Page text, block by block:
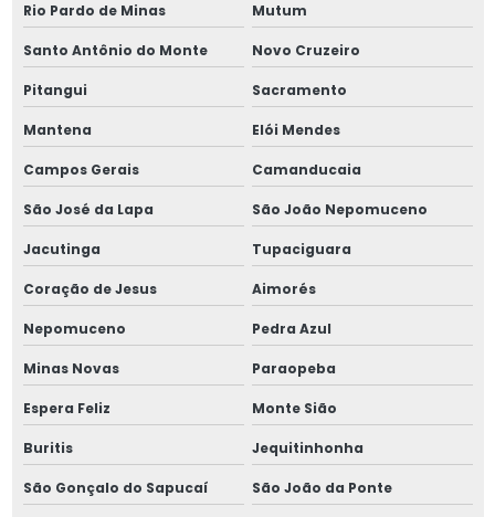
Porca km 13
Porca km 14
Porca km 16
Porca km 17
Porca km 18
Porca km 20
Porca km 22
Porca km 23
Rio Pardo de Minas Mutum
Santo Antônio do Monte Novo Cruzeiro
Pitangui Sacramento
Mantena Elói Mendes
Campos Gerais Camanducaia
São José da Lapa São João Nepomuceno
Jacutinga Tupaciguara
Coração de Jesus Aimorés
Nepomuceno Pedra Azul
Minas Novas Paraopeba
Espera Feliz Monte Sião
Buritis Jequitinhonha
São Gonçalo do Sapucaí São João da Ponte